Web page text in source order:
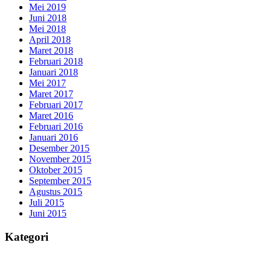
Mei 2019
Juni 2018
Mei 2018
April 2018
Maret 2018
Februari 2018
Januari 2018
Mei 2017
Maret 2017
Februari 2017
Maret 2016
Februari 2016
Januari 2016
Desember 2015
November 2015
Oktober 2015
September 2015
Agustus 2015
Juli 2015
Juni 2015
Kategori